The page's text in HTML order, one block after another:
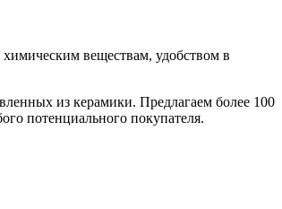
веществам, удобством в
из керамики. Предлагаем более 100
потенциального покупателя.